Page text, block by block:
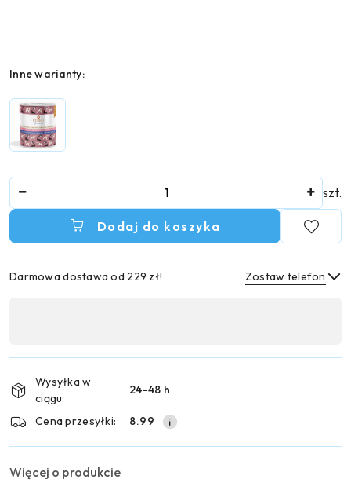
Wariant
Inne warianty:
szt.
Dodaj do koszyka
Darmowa dostawa od 229 zł! Zostaw telefon
dostawa
Wysyłka w
ciągu:
24-48 h
Cena przesyłki: 8.99
Więcej o produkcie